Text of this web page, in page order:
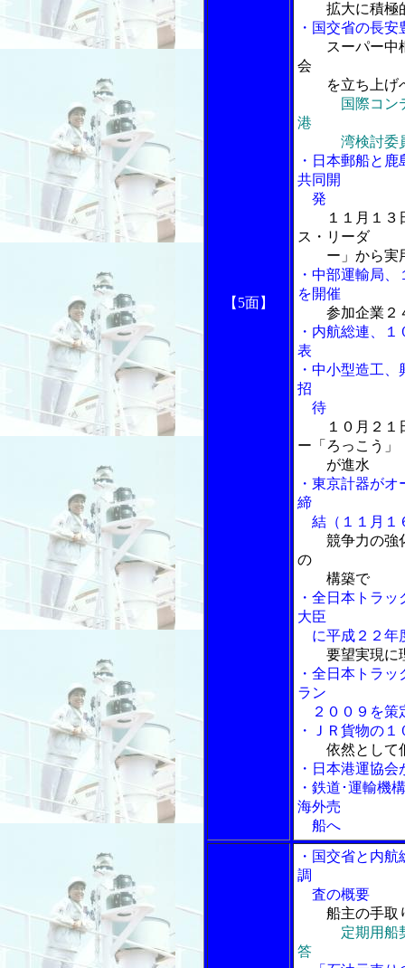
【5面】
拡大に積極
・国交省の長
スーパー中
会
を立ち上げ
国際コン
港
湾検討委
・日本郵船と
共同開
発
１１月１
ス・リーダ
ー」から実
・中部運輸局
を開催
参加企業２
・内航総連、
表
・中小型造工
招
待
１０月２
ー「ろっこう」
が進水
・東京計器が
締
結（１１月１
競争力の強
の
構築で
・全日本トラ
大臣
に平成２２年
要望実現に
・全日本トラ
ラン
２００９を策
・ＪＲ貨物の
依然として
・日本港運協
・鉄道･運輸機
海外売
船へ
・国交省と内
調
査の概要
船主の手取
定期用船
答